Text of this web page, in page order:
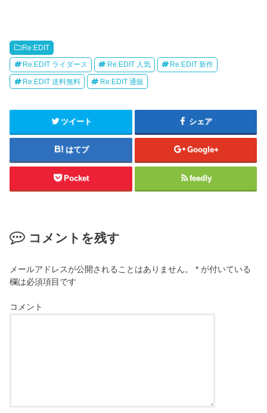
Re:EDIT
Re:EDIT ライダース Re:EDIT 人気 Re:EDIT 新作
Re:EDIT 送料無料 Re:EDIT 通販
ツイート シェア
はてブ Google+
Pocket feedly
コメントを残す
メールアドレスが公開されることはありません。 * が付いている
欄は必須項目です
コメント